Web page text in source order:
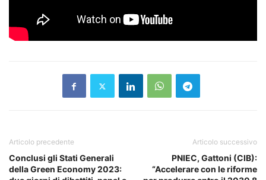
Articolo precedente
Conclusi gli Stati Generali
della Green Economy 2023:
Articolo successivo
PNIEC, Gattoni (CIB):
“Accelerare con le riforme